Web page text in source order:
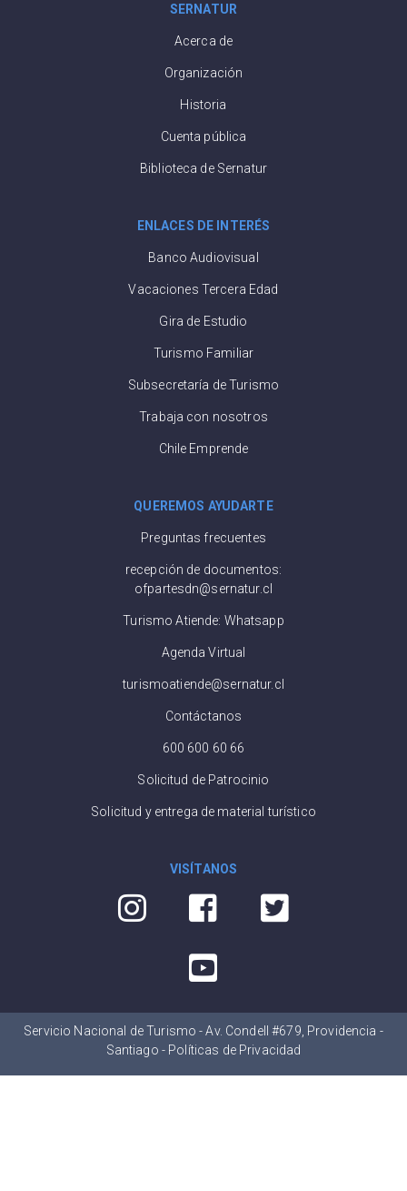
SERNATUR
Acerca de
Organización
Historia
Cuenta pública
Biblioteca de Sernatur
ENLACES DE INTERÉS
Banco Audiovisual
Vacaciones Tercera Edad
Gira de Estudio
Turismo Familiar
Subsecretaría de Turismo
Trabaja con nosotros
Chile Emprende
QUEREMOS AYUDARTE
Preguntas frecuentes
recepción de documentos:
ofpartesdn@sernatur.cl
Turismo Atiende: Whatsapp
Agenda Virtual
turismoatiende@sernatur.cl
Contáctanos
600 600 60 66
Solicitud de Patrocinio
Solicitud y entrega de material turístico
VISÍTANOS
Servicio Nacional de Turismo - Av. Condell #679, Providencia -
Santiago - Políticas de Privacidad